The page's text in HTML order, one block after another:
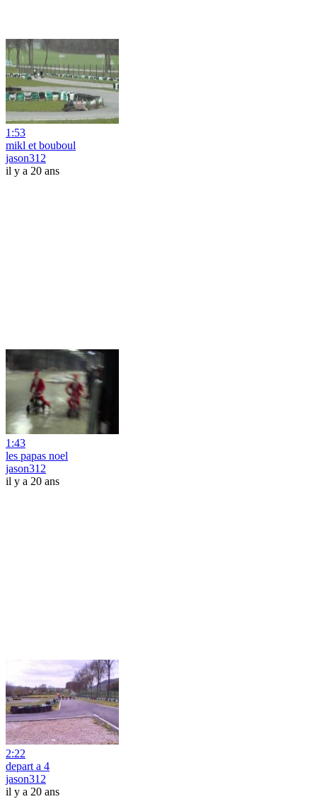
1:53
mikl et bouboul
jason312
il y a 20 ans
1:43
les papas noel
jason312
il y a 20 ans
2:22
depart a 4
jason312
il y a 20 ans